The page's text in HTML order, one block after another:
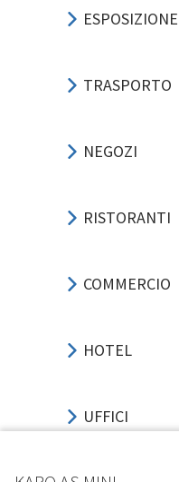
ESPOSIZIONE
TRASPORTO
NEGOZI
RISTORANTI
COMMERCIO
HOTEL
UFFICI